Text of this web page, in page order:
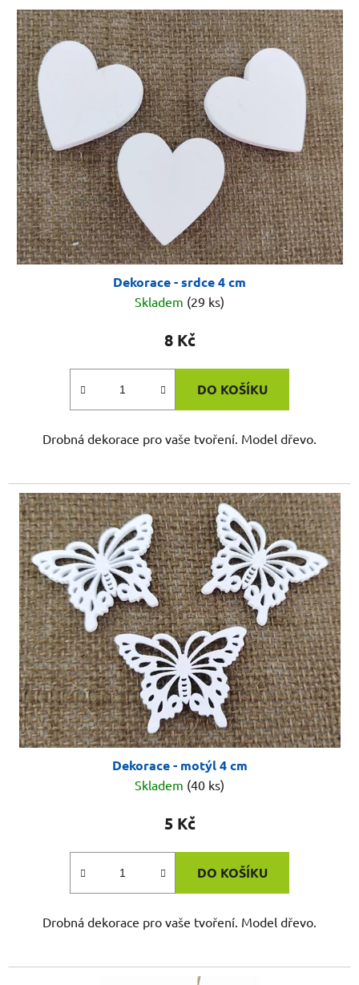
Dekorace - srdce 4 cm
Skladem (29 ks)
8 Kč
DO KOŠÍKU
Drobná dekorace pro vaše tvoření. Model dřevo.
Dekorace - motýl 4 cm
Skladem (40 ks)
5 Kč
DO KOŠÍKU
Drobná dekorace pro vaše tvoření. Model dřevo.